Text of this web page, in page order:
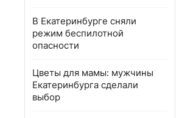
В Екатеринбурге сняли
режим беспилотной
опасности
Цветы для мамы: мужчины
Екатеринбурга сделали
выбор